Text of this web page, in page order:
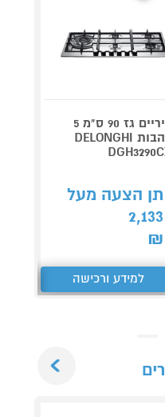
כיריים גז 90 ס"מ 5
להבות DELONGHI
תן הצעה מעל
2,133
₪
למידע ורכישה